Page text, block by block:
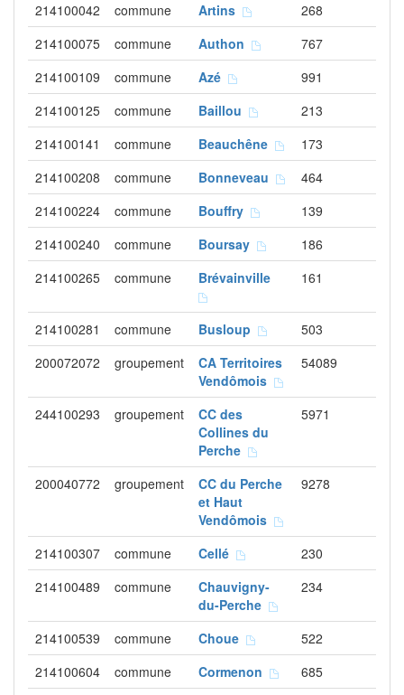
214100042
commune Artins
268
214100075
commune Authon
767
214100109
commune Azé
991
214100125
commune Baillou
213
214100141
commune Beauchêne
173
214100208
commune Bonneveau
464
214100224
commune Bouffry
139
214100240
commune Boursay
186
214100265
commune Brévainville 161
214100281 commune Busloup
503
200072072
groupement
CA Territoires
Vendômois
54089
244100293 groupement
CC des
Collines du
Perche
5971
200040772 groupement
CC du Perche
et Haut
Vendômois
9278
214100307 commune Cellé
230
214100489
commune
Chauvigny-
du-Perche
234
214100539 commune Choue
522
214100604
commune Cormenon
685